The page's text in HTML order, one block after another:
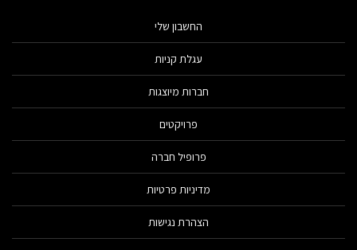
החשבון שלי
עגלת קניות
חברות מיוצגות
פרויקטים
פרופיל חברה
מדיניות פרטיות
הצהרת נגישות